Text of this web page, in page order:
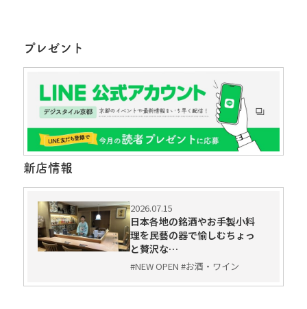
プレゼント
新店情報
2026.07.15
日本各地の銘酒やお手製小料
理を民藝の器で愉しむちょっ
と贅沢な…
#NEW OPEN #お酒・ワイン